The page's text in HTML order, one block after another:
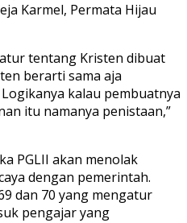
Karmel, Permata Hijau
tentang Kristen dibuat
berarti sama aja
kalau pembuatnya
itu namanya penistaan,”
PGLII akan menolak
dengan pemerintah.
dan 70 yang mengatur
pengajar yang